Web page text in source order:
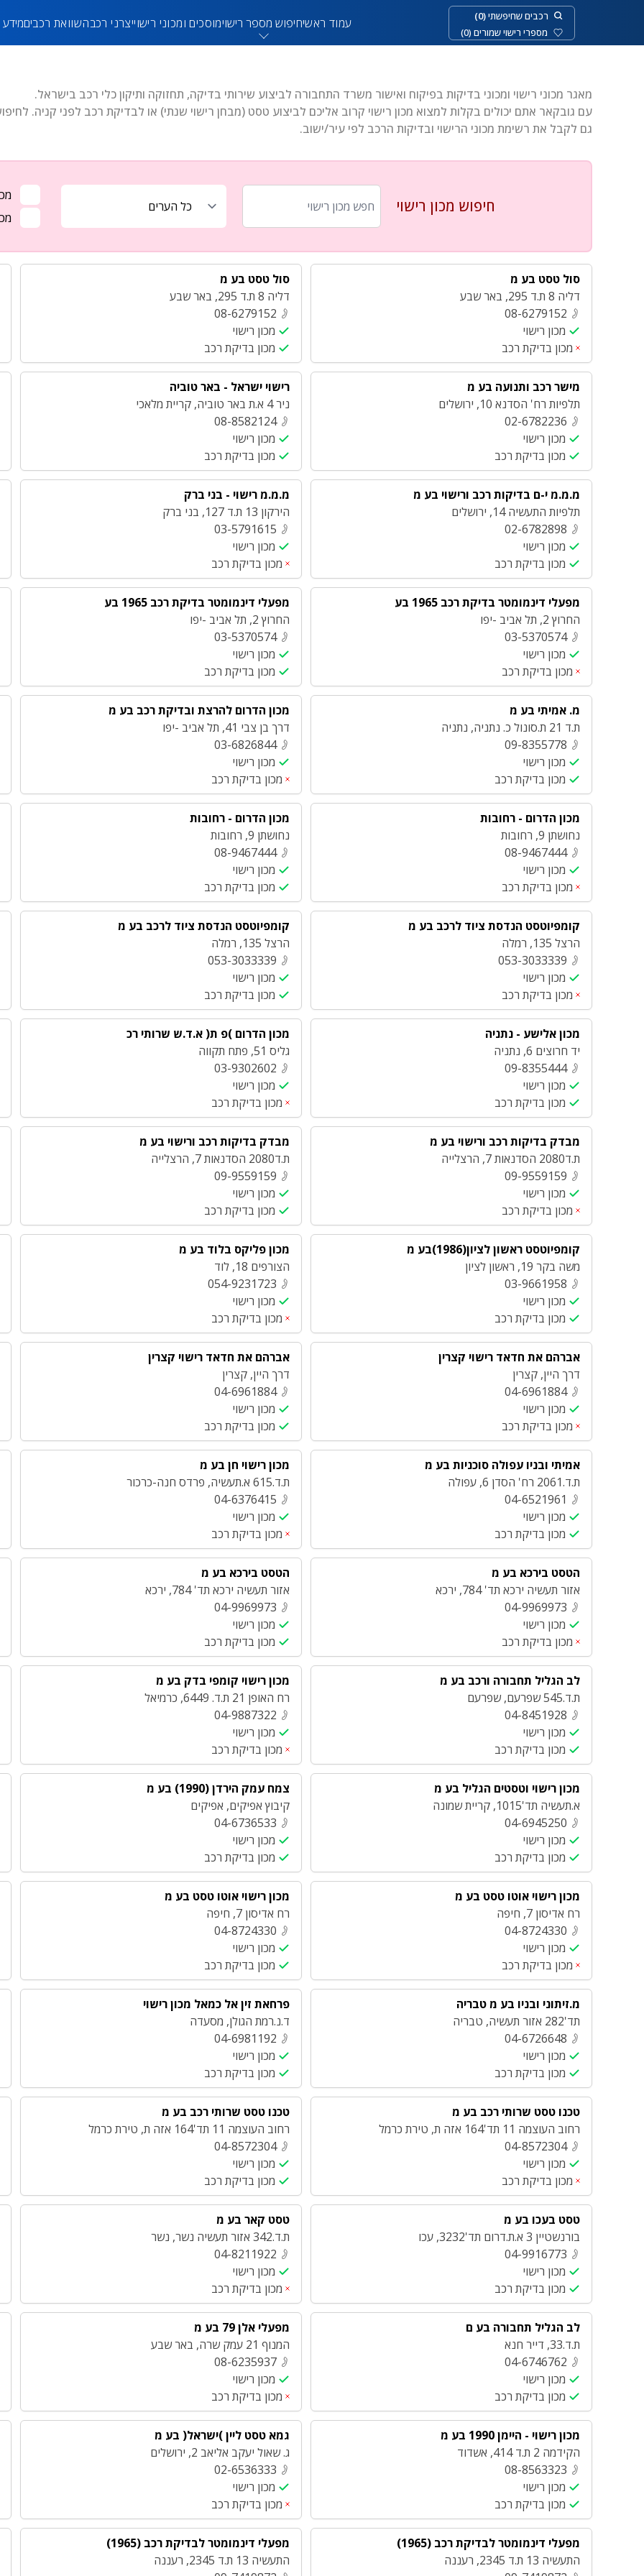
רכבים שחיפשתי(
0
)
מספרי רישוי שמורים (
0
)
עמוד ראשיחיפוש מספר רישוימוסכים ומכוני רישוייצרני רכבהשוואת רכבים
מאגר מכוני רישוי ומכוני בדיקות בפיקוח ואישור משרד התחבורה לביצוע שירותי בדיקה, תחזוקה ותיקון כלי רכב בישראל.
עם גובקאר אתם יכולים בקלות למצוא מכון רישוי קרוב אליכם לביצוע טסט (מבחן רישוי שנתי) או לבדיקת רכב לפני קניה.
גם לקבל את רשימת מכוני הרישוי ובדיקות הרכב לפי עיר/ישוב.
חיפוש מכון רישוי
סול טסט בע מ
דליה 8 ת.ד 295
, באר שבע
08-6279152
מכון רישוי
מכון בדיקת רכב
סול טסט בע מ
דליה 8 ת.ד 295
, באר שבע
08-6279152
מכון רישוי
מכון בדיקת רכב
מישר רכב ותנועה בע מ
תלפיות רח' הסדנא 10
, ירושלים
02-6782236
מכון רישוי
מכון בדיקת רכב
רישוי ישראל - באר טוביה
ניר 4 א.ת באר טוביה
, קריית מלאכי
08-8582124
מכון רישוי
מכון בדיקת רכב
מ.מ.מ י-ם בדיקות רכב ורישוי בע מ
תלפיות התעשיה 14
, ירושלים
02-6782898
מכון רישוי
מכון בדיקת רכב
מ.מ.מ רישוי - בני ברק
הירקון 13 ת.ד 127
, בני ברק
03-5791615
מכון רישוי
מכון בדיקת רכב
מפעלי דינמומטר בדיקת רכב 1965 בע
החרוץ 2 , תל אביב -יפו
03-5370574
מכון רישוי
מכון בדיקת רכב
מפעלי דינמומטר בדיקת רכב 1965 בע
החרוץ 2 , תל אביב -יפו
03-5370574
מכון רישוי
מכון בדיקת רכב
מ. אמיתי בע מ
ת.ד 21 ת.סונול כ. נתניה
, נתניה
09-8355778
מכון רישוי
מכון בדיקת רכב
מכון הדרום להרצת ובדיקת רכב בע מ
דרך בן צבי 41
, תל אביב -יפו
03-6826844
מכון רישוי
מכון בדיקת רכב
מכון הדרום - רחובות
נחושתן 9
, רחובות
08-9467444
מכון רישוי
מכון בדיקת רכב
מכון הדרום - רחובות
נחושתן 9
, רחובות
08-9467444
מכון רישוי
מכון בדיקת רכב
קומפיוטסט הנדסת ציוד לרכב בע מ
הרצל 135
, רמלה
053-3033339
מכון רישוי
מכון בדיקת רכב
קומפיוטסט הנדסת ציוד לרכב בע מ
הרצל 135
, רמלה
053-3033339
מכון רישוי
מכון בדיקת רכב
מכון אלישע - נתניה
יד חרוצים 6
, נתניה
09-8355444
מכון רישוי
מכון בדיקת רכב
מכון הדרום )פ ת( א.ד.ש שרותי רכ
גליס 51
, פתח תקווה
03-9302602
מכון רישוי
מכון בדיקת רכב
מבדק בדיקות רכב ורישוי בע מ
ת.ד2080 הסדנאות 7
, הרצלייה
09-9559159
מכון רישוי
מכון בדיקת רכב
מבדק בדיקות רכב ורישוי בע מ
ת.ד2080 הסדנאות 7
, הרצלייה
09-9559159
מכון רישוי
מכון בדיקת רכב
קומפיוטסט ראשון לציון(1986)בע מ
משה בקר 19
, ראשון לציון
03-9661958
מכון רישוי
מכון בדיקת רכב
מכון פליקס בלוד בע מ
הצורפים 18
, לוד
054-9231723
מכון רישוי
מכון בדיקת רכב
אברהם את חדאד רישוי קצרין
דרך היין, קצרין
04-6961884
מכון רישוי
מכון בדיקת רכב
אברהם את חדאד רישוי קצרין
דרך היין, קצרין
04-6961884
מכון רישוי
מכון בדיקת רכב
אמיתי ובניו עפולה סוכניות בע מ
ת.ד.2061 רח' הסדן 6
, עפולה
04-6521961
מכון רישוי
מכון בדיקת רכב
מכון רישוי חן בע מ
ת.ד.615 א.תעשיה
, פרדס חנה-כרכור
04-6376415
מכון רישוי
מכון בדיקת רכב
הטסט בירכא בע מ
אזור תעשיה ירכא תד' 784
, ירכא
04-9969973
מכון רישוי
מכון בדיקת רכב
הטסט בירכא בע מ
אזור תעשיה ירכא תד' 784
, ירכא
04-9969973
מכון רישוי
מכון בדיקת רכב
לב הגליל תחבורה ורכב בע מ
ת.ד.545 שפרעם
, שפרעם
04-8451928
מכון רישוי
מכון בדיקת רכב
מכון רישוי קומפי בדק בע מ
רח האופן 21 ת.ד. 6449
, כרמיאל
04-9887322
מכון רישוי
מכון בדיקת רכב
מכון רישוי וטסטים הגליל בע מ
א.תעשיה תד'1015
, קריית שמונה
04-6945250
מכון רישוי
מכון בדיקת רכב
צמח עמק הירדן (1990) בע מ
קיבוץ אפיקים, אפיקים
04-6736533
מכון רישוי
מכון בדיקת רכב
מכון רישוי אוטו טסט בע מ
רח אדיסון 7
, חיפה
04-8724330
מכון רישוי
מכון בדיקת רכב
מכון רישוי אוטו טסט בע מ
רח אדיסון 7
, חיפה
04-8724330
מכון רישוי
מכון בדיקת רכב
מ.זיתוני ובניו בע מ טבריה
תד'282 אזור תעשיה
, טבריה
04-6726648
מכון רישוי
מכון בדיקת רכב
פרחאת זין אל כמאל מכון רישוי
ד.נ.רמת הגולן, מסעדה
04-6981192
מכון רישוי
מכון בדיקת רכב
טכנו טסט שרותי רכב בע מ
רחוב העוצמה 11 תד'164 אזה ת
, טירת כרמל
04-8572304
מכון רישוי
מכון בדיקת רכב
טכנו טסט שרותי רכב בע מ
רחוב העוצמה 11 תד'164 אזה ת
, טירת כרמל
04-8572304
מכון רישוי
מכון בדיקת רכב
טסט בעכו בע מ
בורנשטיין 3 א.ת.דרום תד'3232
, עכו
04-9916773
מכון רישוי
מכון בדיקת רכב
טסט קאר בע מ
ת.ד.342 אזור תעשיה נשר
, נשר
04-8211922
מכון רישוי
מכון בדיקת רכב
לב הגליל תחבורה בע ם
ת.ד.33
, דייר חנא
04-6746762
מכון רישוי
מכון בדיקת רכב
מפעלי אלן 79 בע מ
המנוף 21 עמק שרה
, באר שבע
08-6235937
מכון רישוי
מכון בדיקת רכב
מכון רישוי - היימן 1990 בע מ
הקידמה 2 ת.ד 414
, אשדוד
08-8563323
מכון רישוי
מכון בדיקת רכב
גמא טסט ליין )ישראל( בע מ
ג. שאול יעקב אליאב 2
, ירושלים
02-6536333
מכון רישוי
מכון בדיקת רכב
מפעלי דינמומטר לבדיקת רכב (1965)
התעשיה 13 ת.ד 2345
, רעננה
מפעלי דינמומטר לבדיקת רכב (1965)
התעשיה 13 ת.ד 2345
, רעננה